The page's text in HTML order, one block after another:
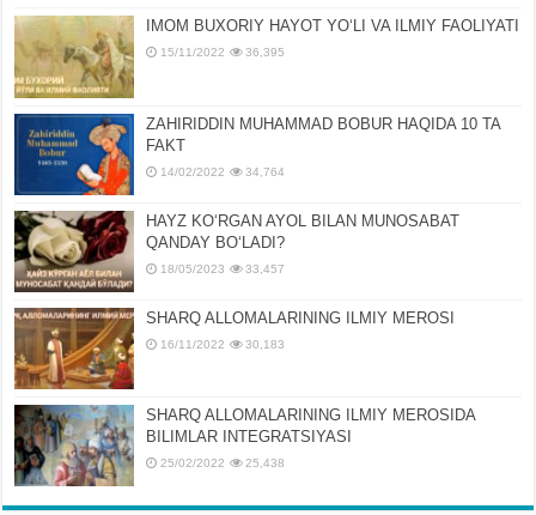
IMOM BUXORIY HAYOT YOʻLI VA ILMIY FAOLIYATI
15/11/2022 36,395
ZAHIRIDDIN MUHAMMAD BOBUR HAQIDA 10 TA
FAKT
14/02/2022 34,764
HAYZ KOʻRGAN AYOL BILAN MUNOSABAT
QANDAY BOʻLADI?
18/05/2023 33,457
SHARQ ALLOMALARINING ILMIY MEROSI
16/11/2022 30,183
SHARQ ALLOMALARINING ILMIY MЕROSIDA
BILIMLAR INTЕGRATSIYASI
25/02/2022 25,438